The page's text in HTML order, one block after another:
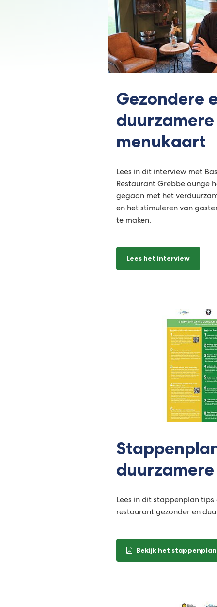
Gezondere
duurzamere
menukaart
Lees in dit interview met
Restaurant Grebbelounge
gegaan met het
en het stimuleren van
te maken.
Lees het interview
Lees in dit stappenplan tips
restaurant gezonder en
Bekijk het